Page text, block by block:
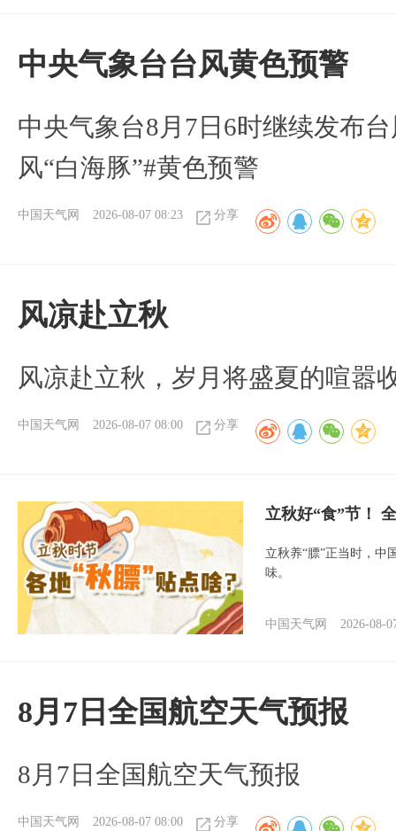
​中央气象台台风黄色预警
中央气象台8月7日6时继续发布
风“白海豚”#黄色预警
中国天气网 2026-08-07 08:23 分享
风凉赴立秋
风凉赴立秋，岁月将盛夏的喧嚣
中国天气网 2026-08-07 08:00 分享
立秋好“食”节！
立秋养“膘”正当时，中
味。
中国天气网 2026-08-
8月7日全国航空天气预报
8月7日全国航空天气预报
中国天气网 2026-08-07 08:00 分享